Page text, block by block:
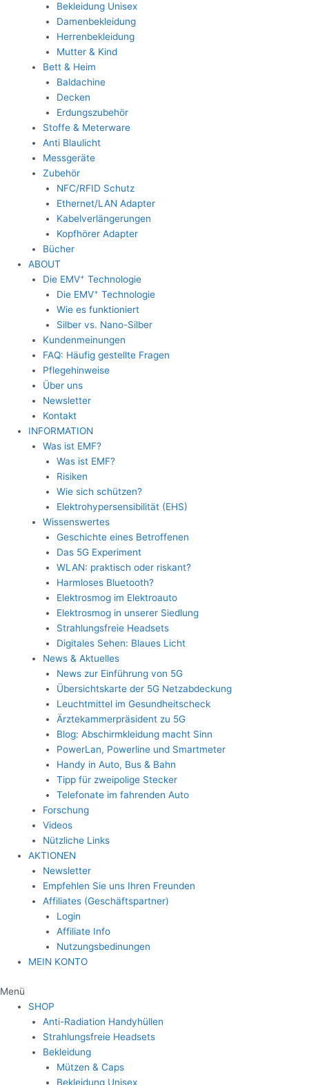
Bekleidung Unisex
Damenbekleidung
Herrenbekleidung
Mutter & Kind
Bett & Heim
Baldachine
Decken
Erdungszubehör
Stoffe & Meterware
Anti Blaulicht
Messgeräte
Zubehör
NFC/RFID Schutz
Ethernet/LAN Adapter
Kabelverlängerungen
Kopfhörer Adapter
Bücher
ABOUT
Die EMV+ Technologie
Die EMV+ Technologie
Wie es funktioniert
Silber vs. Nano-Silber
Kundenmeinungen
FAQ: Häufig gestellte Fragen
Pflegehinweise
Über uns
Newsletter
Kontakt
INFORMATION
Was ist EMF?
Was ist EMF?
Risiken
Wie sich schützen?
Elektrohypersensibilität (EHS)
Wissenswertes
Geschichte eines Betroffenen
Das 5G Experiment
WLAN: praktisch oder riskant?
Harmloses Bluetooth?
Elektrosmog im Elektroauto
Elektrosmog in unserer Siedlung
Strahlungsfreie Headsets
Digitales Sehen: Blaues Licht
News & Aktuelles
News zur Einführung von 5G
Übersichtskarte der 5G Netzabdeckung
Leuchtmittel im Gesundheitscheck
Ärztekammerpräsident zu 5G
Blog: Abschirmkleidung macht Sinn
PowerLan, Powerline und Smartmeter
Handy in Auto, Bus & Bahn
Tipp für zweipolige Stecker
Telefonate im fahrenden Auto
Forschung
Videos
Nützliche Links
AKTIONEN
Newsletter
Empfehlen Sie uns Ihren Freunden
Affiliates (Geschäftspartner)
Login
Affiliate Info
Nutzungsbedinungen
MEIN KONTO
Menü
SHOP
Anti-Radiation Handyhüllen
Strahlungsfreie Headsets
Bekleidung
Mützen & Caps
Bekleidung Unisex